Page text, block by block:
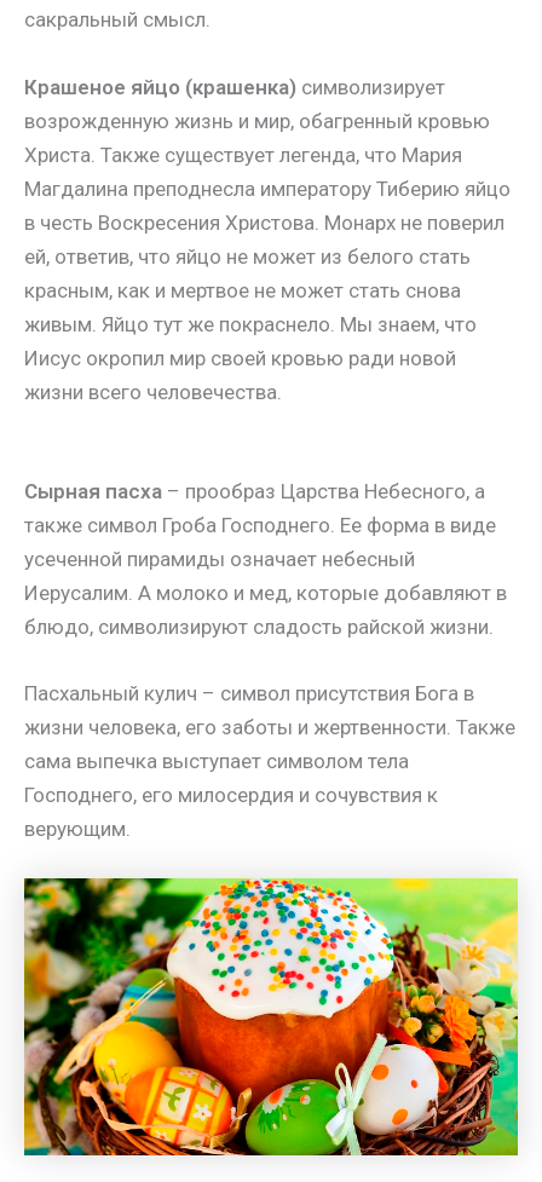
сакральный смысл.
Крашеное яйцо (крашенка) символизирует
возрожденную жизнь и мир, обагренный кровью
Христа. Также существует легенда, что Мария
Магдалина преподнесла императору Тиберию яйцо
в честь Воскресения Христова. Монарх не поверил
ей, ответив, что яйцо не может из белого стать
красным, как и мертвое не может стать снова
живым. Яйцо тут же покраснело. Мы знаем, что
Иисус окропил мир своей кровью ради новой
жизни всего человечества.
Сырная пасха – прообраз Царства Небесного, а
также символ Гроба Господнего. Ее форма в виде
усеченной пирамиды означает небесный
Иерусалим. А молоко и мед, которые добавляют в
блюдо, символизируют сладость райской жизни.
Пасхальный кулич – символ присутствия Бога в
жизни человека, его заботы и жертвенности. Также
сама выпечка выступает символом тела
Господнего, его милосердия и сочувствия к
верующим.